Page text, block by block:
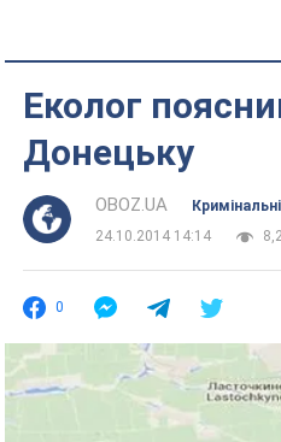
Еколог
Донецьку
OBOZ.UA
24.10.2014 14:14
0